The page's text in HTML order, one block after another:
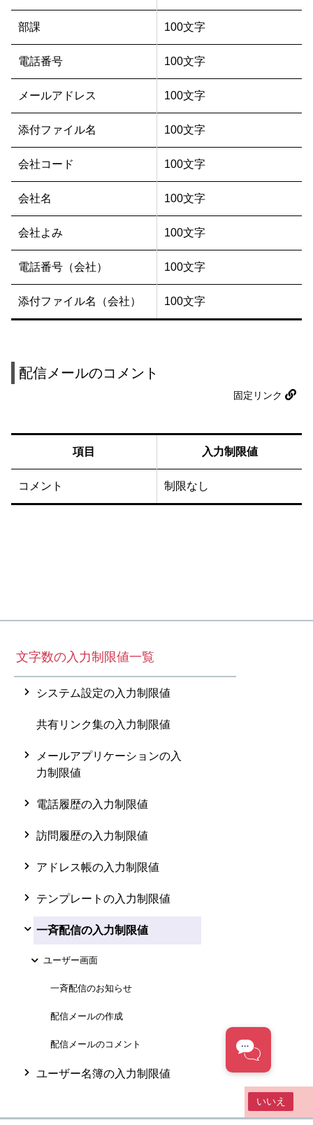
部課 100文字
電話番号 100文字
メールアドレス 100文字
添付ファイル名 100文字
会社コード 100文字
会社名 100文字
会社よみ 100文字
電話番号（会社） 100文字
添付ファイル名（会社） 100文字
配信メールのコメント
固定リンク
項目 入力制限値
コメント 制限なし
文字数の入力制限値一覧
システム設定の入力制限値
共有リンク集の入力制限値
メールアプリケーションの入
力制限値
電話履歴の入力制限値
訪問履歴の入力制限値
アドレス帳の入力制限値
テンプレートの入力制限値
一斉配信の入力制限値
ユーザー画面
一斉配信のお知らせ
配信メールの作成
配信メールのコメント
ユーザー名簿の入力制限値
いいえ